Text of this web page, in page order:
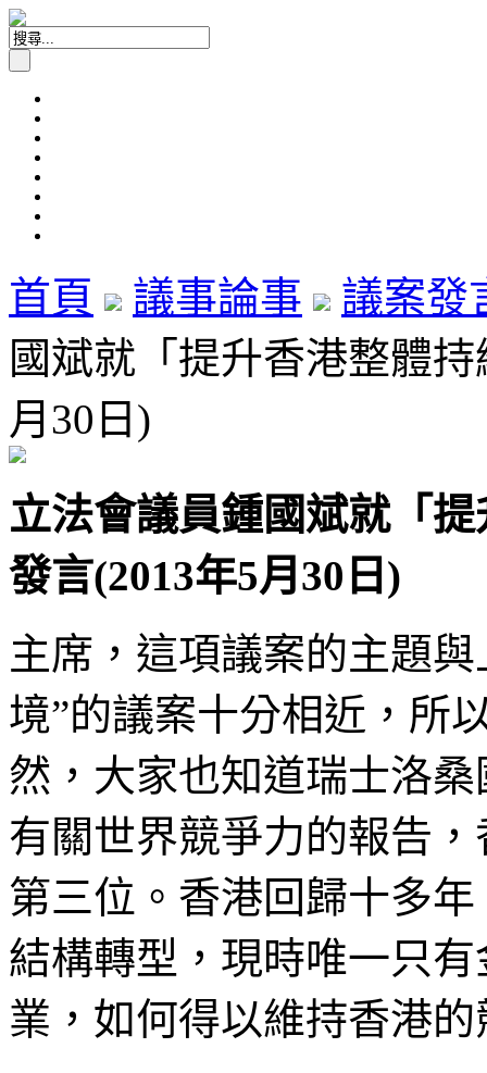
首頁 議事論事
議案發
國斌就「提升香港整體
月30日)
立法會議員鍾國斌就「提
發言(2013年5月30日)
主席，這項議案的主題
境”的議案十分相近，所
然，大家也知道瑞士洛
有關世界競爭力的報告
第三位。香港回歸十多
結構轉型，現時唯一只
業，如何得以維持香港